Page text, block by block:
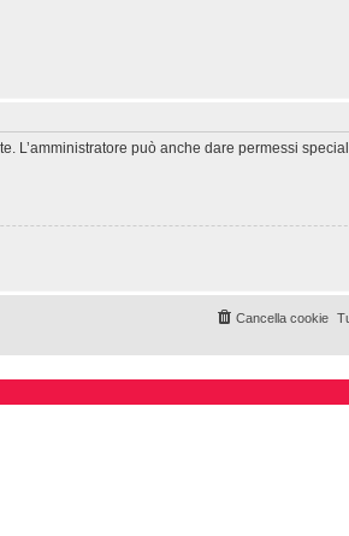
L’amministratore può anche dare permessi
Cancella cookie